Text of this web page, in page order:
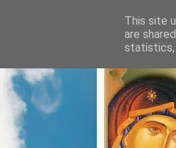
This site
are
statistics,